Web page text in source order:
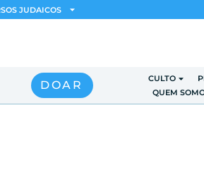
JUDAICOS
DOAR CULTO
QUEM